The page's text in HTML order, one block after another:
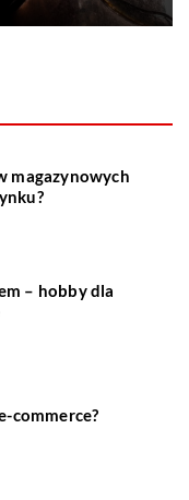
magazynowych
– hobby dla
commerce?